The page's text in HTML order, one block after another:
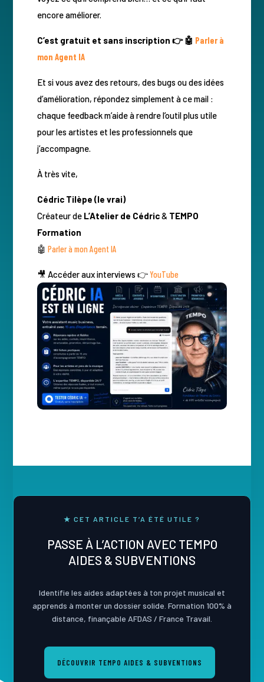
encore améliorer.
C’est gratuit et sans inscription 👉 🤖 Parler à
mon Agent IA
Et si vous avez des retours, des bugs ou des idées
d’amélioration, répondez simplement à ce mail :
chaque feedback m’aide à rendre l’outil plus utile
pour les artistes et les professionnels que
j’accompagne.
À très vite,
Cédric Tilèpe (le vrai)
Créateur de L’Atelier de Cédric& TEMPO
Formation
🤖 Parler à mon Agent IA
🎥 Accéder aux interviews 👉YouTube
★ CET ARTICLE T’A ÉTÉ UTILE ?
PASSE À L’ACTION AVEC TEMPO
AIDES & SUBVENTIONS
Identifie les aides adaptées à ton projet musical et
apprends à monter un dossier solide. Formation 100% à
distance, finançable AFDAS / France Travail.
DÉCOUVRIR TEMPO AIDES & SUBVENTIONS